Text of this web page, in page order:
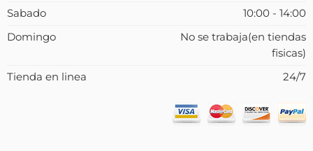
Sabado
10:00 - 14:00
Domingo
No se trabaja(en tiendas
fisicas)
Tienda en linea
24/7